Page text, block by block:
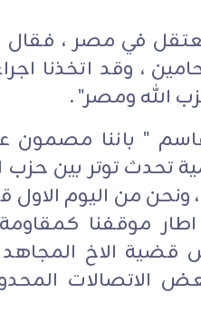
في مصر ،
، وقد اتخذنا
الله ومصر" .
" باننا مصمون
تحدث توتر بين
من اليوم الاول
موقفنا
قضية الاخ
الاتصالات